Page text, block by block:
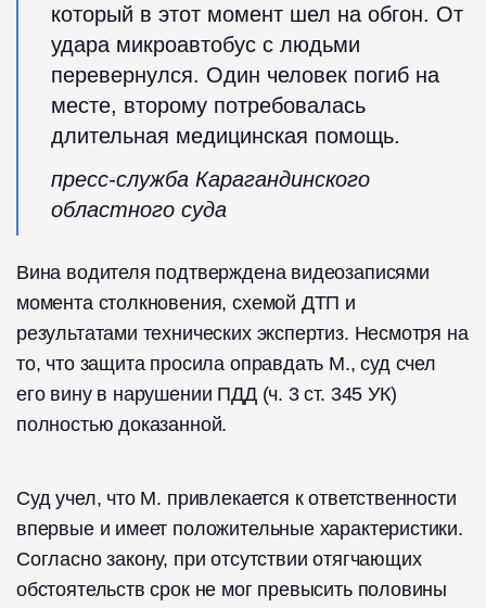
который в этот момент шел на обгон. От
удара микроавтобус с людьми
перевернулся. Один человек погиб на
месте, второму потребовалась
длительная медицинская помощь.
пресс-служба Карагандинского
областного суда
Вина водителя подтверждена видеозаписями
момента столкновения, схемой ДТП и
результатами технических экспертиз. Несмотря на
то, что защита просила оправдать М., суд счел
его вину в нарушении ПДД (ч. 3 ст. 345 УК)
полностью доказанной.
Суд учел, что М. привлекается к ответственности
впервые и имеет положительные характеристики.
Согласно закону, при отсутствии отягчающих
обстоятельств срок не мог превысить половины